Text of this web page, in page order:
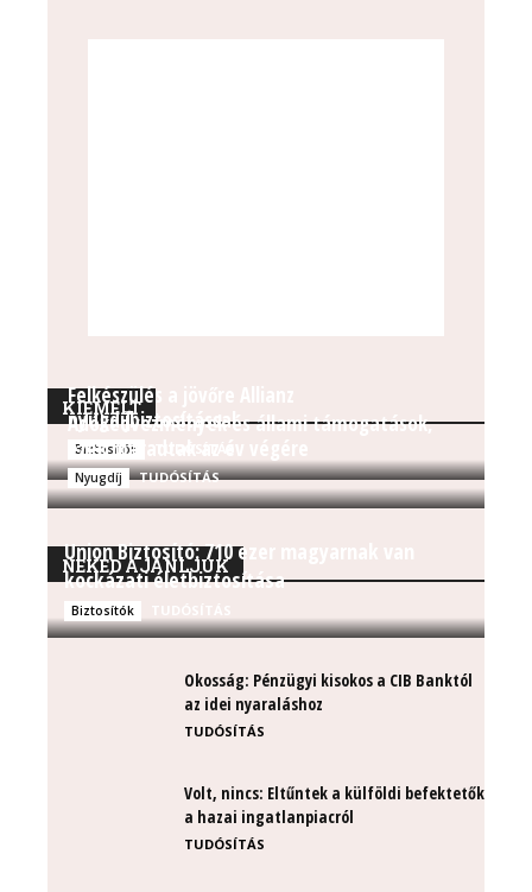
KIEMELT
Felkészülés a jövőre Allianz
nyugdíjbiztosítással
Biztosítók
Adókedvezmények és állami támogatások,
ezek maradtak az év végére
Nyugdíj TUDÓSÍTÁS
NEKED AJÁNLJUK
Union Biztosító: 710 ezer magyarnak van
kockázati életbiztosítása
Biztosítók
Okosság: Pénzügyi kisokos a CIB Banktól
az idei nyaraláshoz
TUDÓSÍTÁS
Volt, nincs: Eltűntek a külföldi befektetők
a hazai ingatlanpiacról
TUDÓSÍTÁS